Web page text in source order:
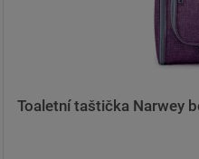
Toaletní taštička Narwey